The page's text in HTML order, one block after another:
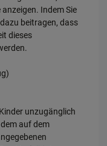
Indem Sie
beitragen, dass
dieses
unzugänglich
auf dem